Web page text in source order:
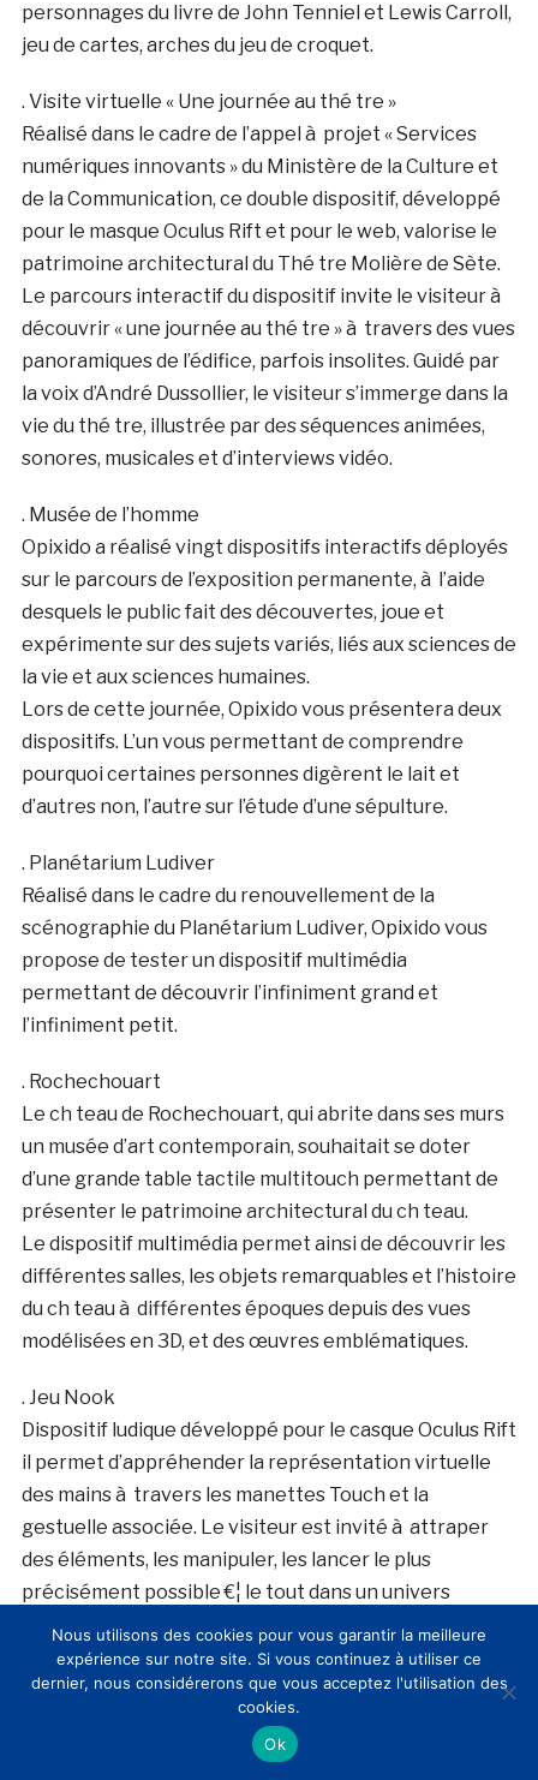
personnages du livre de John Tenniel et Lewis Carroll,
jeu de cartes, arches du jeu de croquet.
. Visite virtuelle « Une journée au thé tre »
Réalisé dans le cadre de l’appel à projet « Services
numériques innovants » du Ministère de la Culture et
de la Communication, ce double dispositif, développé
pour le masque Oculus Rift et pour le web, valorise le
patrimoine architectural du Thé tre Molière de Sète.
Le parcours interactif du dispositif invite le visiteur à
découvrir « une journée au thé tre » à travers des vues
panoramiques de l’édifice, parfois insolites. Guidé par
la voix d’André Dussollier, le visiteur s’immerge dans la
vie du thé tre, illustrée par des séquences animées,
sonores, musicales et d’interviews vidéo.
. Musée de l’homme
Opixido a réalisé vingt dispositifs interactifs déployés
sur le parcours de l’exposition permanente, à l’aide
desquels le public fait des découvertes, joue et
expérimente sur des sujets variés, liés aux sciences de
la vie et aux sciences humaines.
Lors de cette journée, Opixido vous présentera deux
dispositifs. L’un vous permettant de comprendre
pourquoi certaines personnes digèrent le lait et
d’autres non, l’autre sur l’étude d’une sépulture.
. Planétarium Ludiver
Réalisé dans le cadre du renouvellement de la
scénographie du Planétarium Ludiver, Opixido vous
propose de tester un dispositif multimédia
permettant de découvrir l’infiniment grand et
l’infiniment petit.
. Rochechouart
Le ch teau de Rochechouart, qui abrite dans ses murs
un musée d’art contemporain, souhaitait se doter
d’une grande table tactile multitouch permettant de
présenter le patrimoine architectural du ch teau.
Le dispositif multimédia permet ainsi de découvrir les
différentes salles, les objets remarquables et l’histoire
du ch teau à différentes époques depuis des vues
modélisées en 3D, et des œuvres emblématiques.
. Jeu Nook
Dispositif ludique développé pour le casque Oculus Rift
il permet d’appréhender la représentation virtuelle
des mains à travers les manettes Touch et la
gestuelle associée. Le visiteur est invité à attraper
des éléments, les manipuler, les lancer le plus
précisément possible €¦ le tout dans un univers
imaginaire. Production Opixido.
L’équipe d’Opixido vous proposera également de
tester des dispositifs nomades sur tablette, réalisés
pour le ch teau d’Amboise, le ch teau d’eau d’Apremont
Nous utilisons des cookies pour vous garantir la meilleure
expérience sur notre site. Si vous continuez à utiliser ce
dernier, nous considérerons que vous acceptez l'utilisation des
cookies.
Ok